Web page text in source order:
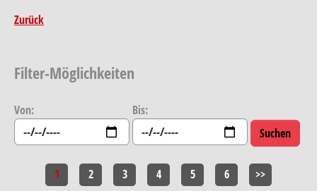
Zurück
Filter-Möglichkeiten
Von: Bis:
1 2 3 4 5 6 >>